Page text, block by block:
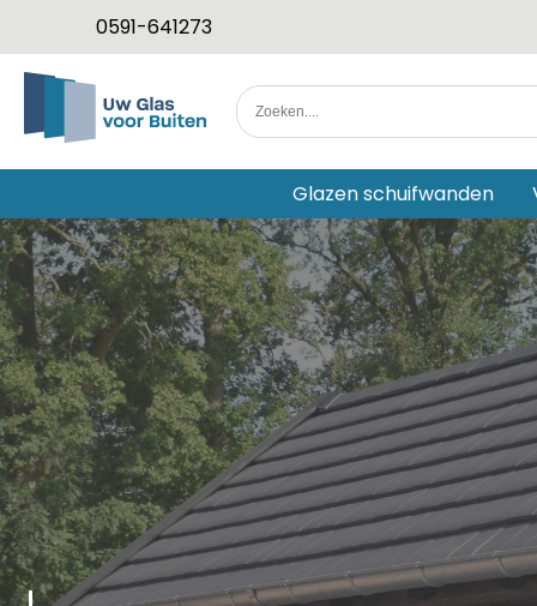
0591-641273
Glazen schuifwanden